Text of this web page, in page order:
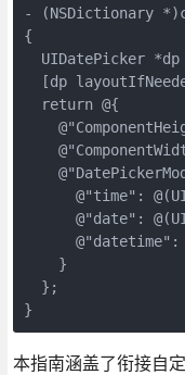
- (NSDictionary
{
UIDatePicker *dp
[dp
  return @{
@"time":
@"date":
@"datetime":
    }
  };
本指南涵盖了衔接自